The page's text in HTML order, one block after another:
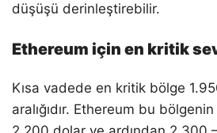
düşüşü derinleştirebilir.
Ethereum için en kritik
Kısa vadede en kritik bölge
aralığıdır. Ethereum bu